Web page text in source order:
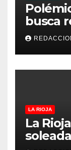
busca
LA RIOJA
La